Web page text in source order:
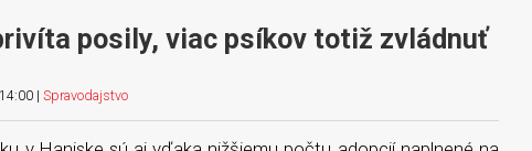
posily, viac psíkov totiž zvládnuť
| Spravodajstvo